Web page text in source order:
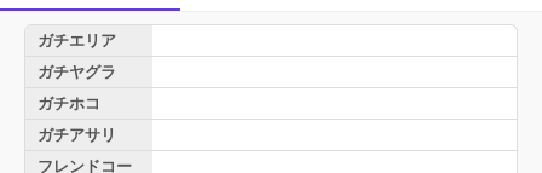
ガチエリア
ガチヤグラ
ガチホコ
ガチアサリ
フレンドコー